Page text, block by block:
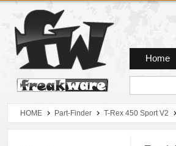
Zum Hauptmenue
Zum Seiteninhalt
Zum Warenkob
Home
HOME Part-Finder T-Rex 450 Sport V2